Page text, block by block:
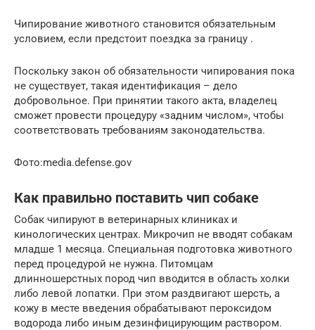
Чипирование животного становится обязательным
условием, если предстоит поездка за границу .
Поскольку закон об обязательности чипирования пока
не существует, такая идентификация – дело
добровольное. При принятии такого акта, владелец
сможет провести процедуру «задним числом», чтобы
соответствовать требованиям законодательства.
Фото:media.defense.gov
Как правильно поставить чип собаке
Собак чипируют в ветеринарных клиниках и
кинологических центрах. Микрочип не вводят собакам
младше 1 месяца. Специальная подготовка животного
перед процедурой не нужна. Питомцам
длинношерстных пород чип вводится в область холки
либо левой лопатки. При этом раздвигают шерсть, а
кожу в месте введения обрабатывают пероксидом
водорода либо иным дезинфицирующим раствором.